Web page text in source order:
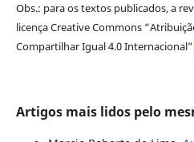
Obs.: para os textos publicados, a
licença Creative Commons
Compartilhar Igual 4.0
Artigos mais lidos pelo